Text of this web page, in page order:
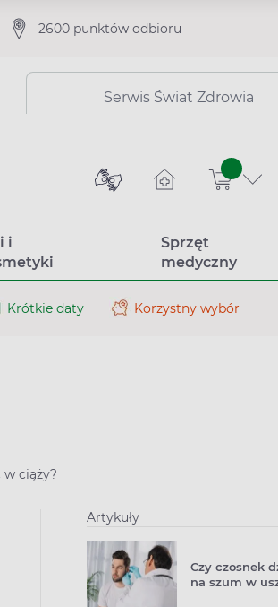
2600 punktów odbioru
Serwis Świat Zdrowia
sztuk
i
Sprzęt
medyczny
Krótkie daty Korzystny wybór
ciąży?
Artykuły
Czy czosnek
na szum w